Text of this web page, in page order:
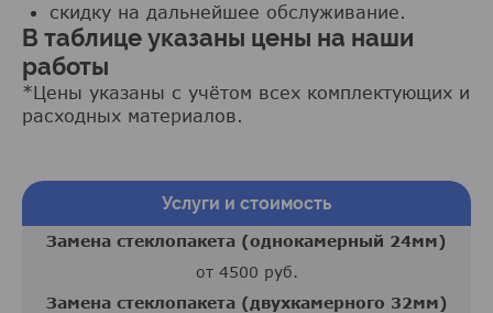
скидку на дальнейшее обслуживание.
В таблице указаны цены на наши
работы
*Цены указаны с учётом всех комплектующих и
расходных материалов.
Услуги и стоимость
Замена стеклопакета (однокамерный 24мм)
от 4500 руб.
Замена стеклопакета (двухкамерного 32мм)